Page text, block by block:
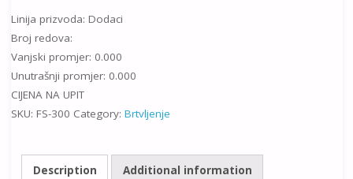
Linija prizvoda: Dodaci
Broj redova:
Vanjski promjer: 0.000
Unutrašnji promjer: 0.000
CIJENA NA UPIT
SKU: FS-300 Category: Brtvljenje
Description Additional information